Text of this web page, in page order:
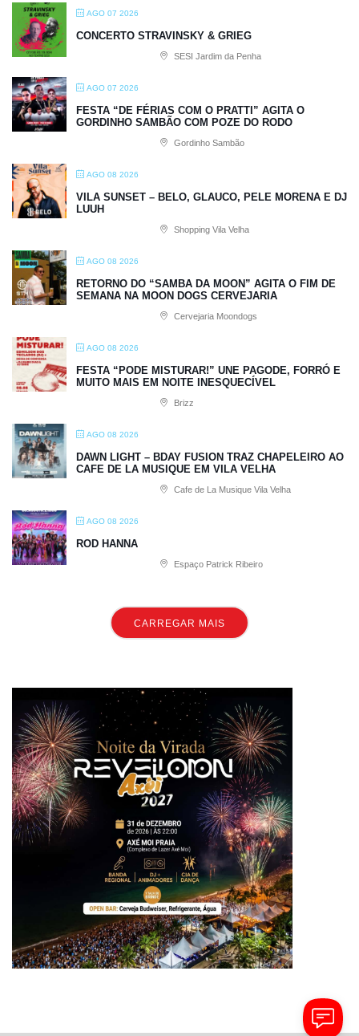
AGO 07 2026
CONCERTO STRAVINSKY & GRIEG
SESI Jardim da Penha
AGO 07 2026
FESTA “DE FÉRIAS COM O PRATTI” AGITA O
GORDINHO SAMBÃO COM POZE DO RODO
Gordinho Sambão
AGO 08 2026
VILA SUNSET – BELO, GLAUCO, PELE MORENA E DJ
LUUH
Shopping Vila Velha
AGO 08 2026
RETORNO DO “SAMBA DA MOON” AGITA O FIM DE
SEMANA NA MOON DOGS CERVEJARIA
Cervejaria Moondogs
AGO 08 2026
FESTA “PODE MISTURAR!” UNE PAGODE, FORRÓ E
MUITO MAIS EM NOITE INESQUECÍVEL
Brizz
AGO 08 2026
DAWN LIGHT – BDAY FUSION TRAZ CHAPELEIRO AO
CAFE DE LA MUSIQUE EM VILA VELHA
Cafe de La Musique Vila Velha
AGO 08 2026
ROD HANNA
Espaço Patrick Ribeiro
CARREGAR MAIS